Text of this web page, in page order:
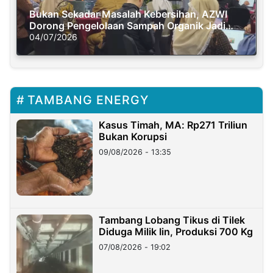
Bukan Sekadar Masalah Kebersihan, AZWI
Dorong Pengelolaan Sampah Organik Jadi
Solusi Krisis Iklim
04/07/2026
TAMBANG ENERGY
Kasus Timah, MA: Rp271 Triliun
Bukan Korupsi
09/08/2026 - 13:35
Tambang Lobang Tikus di Tilek
Diduga Milik Iin, Produksi 700 Kg
07/08/2026 - 19:02